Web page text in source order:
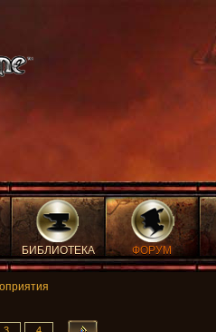
БИБЛИОТЕКА ФОРУМ